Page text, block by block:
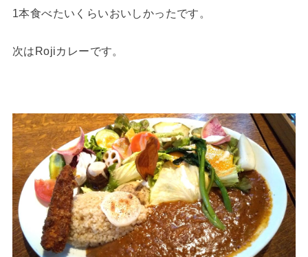
1本食べたいくらいおいしかったです。
次はRojiカレーです。